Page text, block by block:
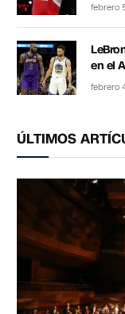
febrero
en el
febrero
ÚLTIMOS